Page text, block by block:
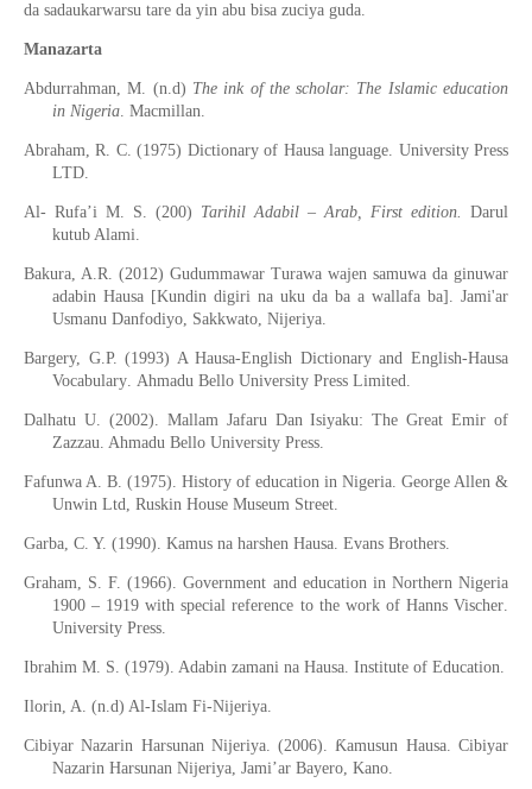
da sadaukarwarsu tare da yin abu bisa zuciya guda.
Manazarta
Abdurrahman, M. (n.d) The ink of the scholar: The Islamic education
in Nigeria. Macmillan.
Abraham, R. C. (1975) Dictionary of Hausa language. University Press
LTD.
Al- Rufa’i M. S. (200) Tarihil Adabil – Arab, First edition. Darul
kutub Alami.
Bakura, A.R. (2012) Gudummawar Turawa wajen samuwa da ginuwar
adabin Hausa [Kundin digiri na uku da ba a wallafa ba]. Jami'ar
Usmanu Danfodiyo, Sakkwato, Nijeriya.
Bargery, G.P. (1993) A Hausa-English Dictionary and English-Hausa
Vocabulary. Ahmadu Bello University Press Limited.
Dalhatu U. (2002). MallamJafaru Dan Isiyaku: The Great Emir of
Zazzau. Ahmadu Bello University Press.
Fafunwa A. B. (1975). History of education in Nigeria. George Allen &
Unwin Ltd, Ruskin House Museum Street.
Garba, C. Y. (1990). Kamus na harshen Hausa. Evans Brothers.
Graham, S. F. (1966). Government and education in Northern Nigeria
1900 – 1919 with special reference to the work of Hanns Vischer.
University Press.
Ibrahim M. S. (1979). Adabin zamani na Hausa. Institute of Education.
Ilorin, A. (n.d) Al-Islam Fi-Nijeriya.
Cibiyar Nazarin Harsunan Nijeriya. (2006). Ƙamusun Hausa. Cibiyar
Nazarin Harsunan Nijeriya, Jami’ar Bayero, Kano.